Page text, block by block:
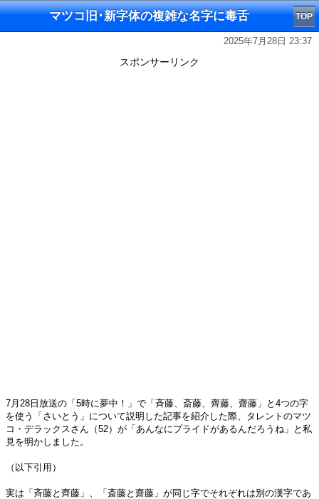
マツコ旧･新字体の複雑な名字に毒舌 TOP
2025年7月28日 23:37
スポンサーリンク
7月28日放送の「5時に夢中！」で「斉藤、斎藤、齊藤、齋藤」と4つの字
を使う「さいとう」について説明した記事を紹介した際、タレントのマツ
コ・デラックスさん（52）が「あんなにプライドがあるんだろうね」と私
見を明かしました。
（以下引用）
実は「斉藤と齊藤」、「斎藤と齋藤」が同じ字でそれぞれは別の漢字であ